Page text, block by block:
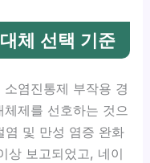
체 선택 기준
염진통제 부작용 경
제를 선호하는 것으
염 및 만성 염증 완화
상 보고되었고, 네이